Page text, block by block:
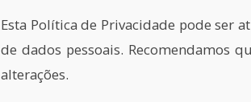
Esta Política de Privacidade pode ser
de dados pessoais. Recomendamos
alterações.